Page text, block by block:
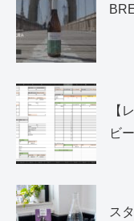
【
ビ
ス